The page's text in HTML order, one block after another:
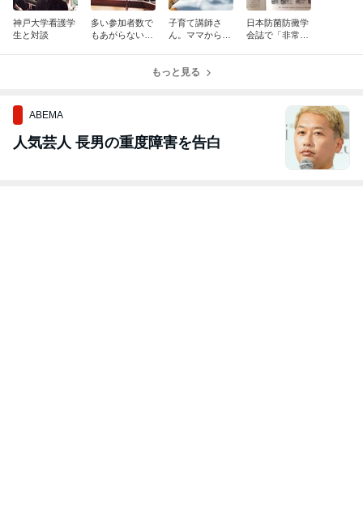
神戸大学看護学
生と対談
多い参加者数で
もあがらない方
子育て講師さ
ん。ママからの
日本防菌防黴学
会誌で「非常に
もっと見る
ABEMA
人気芸人 長男の重度障害を告白